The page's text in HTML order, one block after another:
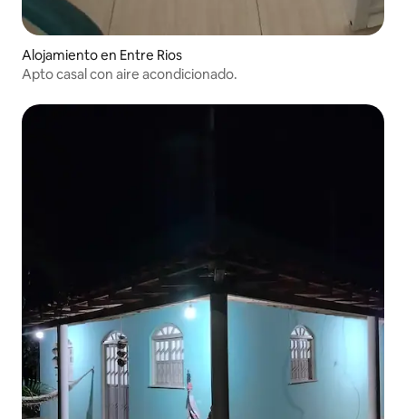
Alojamiento en Entre Rios
Apto casal con aire acondicionado.